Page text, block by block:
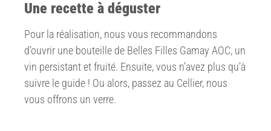
Une recette à déguster
Pour la réalisation, nous vous recommandons
d’ouvrir une bouteille de Belles Filles Gamay AOC, un
vin persistant et fruité. Ensuite, vous n’avez plus qu’à
suivre le guide ! Ou alors, passez au Cellier, nous
vous offrons un verre.